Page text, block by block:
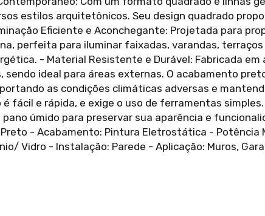
estilos arquitetônicos. Seu design quadrado
Eficiente e Aconchegante: Projetada para
perfeita para iluminar faixadas, varandas,
- Material Resistente e Durável: Fabricada
sendo ideal para áreas externas. O acabamento
as condições climáticas adversas e
fácil e rápida, e exige o uso de ferramentas
úmido para preservar sua aparência e
- Acabamento: Pintura Eletrostática - Potência
Vidro - Instalação: Parede - Aplicação: Muros,